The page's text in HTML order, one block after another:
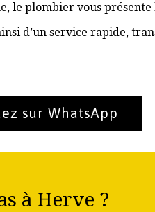
le plombier vous présente
d’un service rapide,
sur WhatsApp
à Herve ?